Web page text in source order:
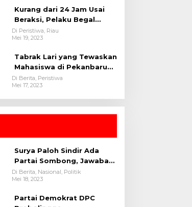
Kurang dari 24 Jam Usai
Beraksi, Pelaku Begal
Berhasil Di Bekuk
Satreskrim Polres
Di Peristiwa, Riau
Mei 19, 2023
Tabrak Lari yang Tewaskan
Mahasiswa di Pekanbaru
Ditangkap Polisi
Di Berita, Peristiwa
Mei 17, 2023
Surya Paloh Sindir Ada
Partai Sombong, Jawaban
Megawati
Di Berita, Nasional, Politik
Mei 18, 2023
Partai Demokrat DPC